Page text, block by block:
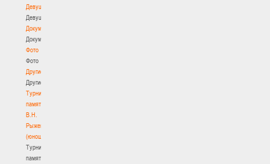
Девушки
Девушки
Документы
Документы
Фото
Фото
Другие
Другие
Турнир
памяти
В.Н.
Рыженкова
(юноши)
Турнир
памяти